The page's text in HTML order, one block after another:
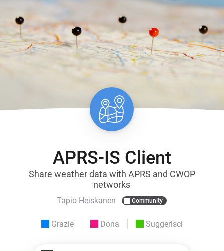
APRS-IS Client
Share weather data with APRS and CWOP
networks
Tapio Heiskanen Community
Grazie Dona Suggerisci